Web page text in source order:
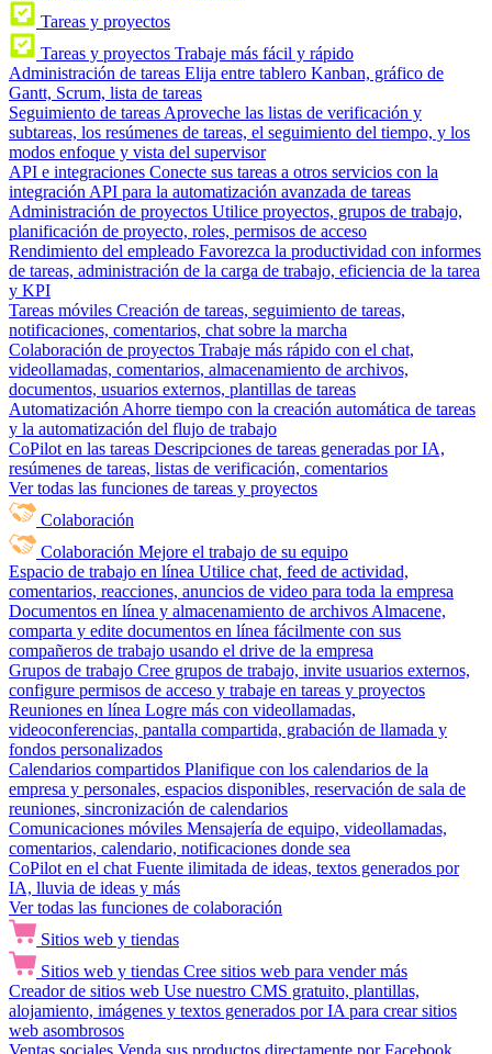
Tareas y proyectos
Tareas y proyectos Trabaje más fácil y rápido
Administración de tareas Elija entre tablero Kanban, gráfico de
Gantt, Scrum, lista de tareas
Seguimiento de tareas Aproveche las listas de verificación y
subtareas, los resúmenes de tareas, el seguimiento del tiempo, y los
modos enfoque y vista del supervisor
API e integraciones Conecte sus tareas a otros servicios con la
integración API para la automatización avanzada de tareas
Administración de proyectos Utilice proyectos, grupos de trabajo,
planificación de proyecto, roles, permisos de acceso
Rendimiento del empleado Favorezca la productividad con informes
de tareas, administración de la carga de trabajo, eficiencia de la tarea
y KPI
Tareas móviles Creación de tareas, seguimiento de tareas,
notificaciones, comentarios, chat sobre la marcha
Colaboración de proyectos Trabaje más rápido con el chat,
videollamadas, comentarios, almacenamiento de archivos,
documentos, usuarios externos, plantillas de tareas
Automatización Ahorre tiempo con la creación automática de tareas
y la automatización del flujo de trabajo
CoPilot en las tareas Descripciones de tareas generadas por IA,
resúmenes de tareas, listas de verificación, comentarios
Ver todas las funciones de tareas y proyectos
Colaboración
Colaboración Mejore el trabajo de su equipo
Espacio de trabajo en línea Utilice chat, feed de actividad,
comentarios, reacciones, anuncios de video para toda la empresa
Documentos en línea y almacenamiento de archivos Almacene,
comparta y edite documentos en línea fácilmente con sus
compañeros de trabajo usando el drive de la empresa
Grupos de trabajo Cree grupos de trabajo, invite usuarios externos,
configure permisos de acceso y trabaje en tareas y proyectos
Reuniones en línea Logre más con videollamadas,
videoconferencias, pantalla compartida, grabación de llamada y
fondos personalizados
Calendarios compartidos Planifique con los calendarios de la
empresa y personales, espacios disponibles, reservación de sala de
reuniones, sincronización de calendarios
Comunicaciones móviles Mensajería de equipo, videollamadas,
comentarios, calendario, notificaciones donde sea
CoPilot en el chat Fuente ilimitada de ideas, textos generados por
IA, lluvia de ideas y más
Ver todas las funciones de colaboración
Sitios web y tiendas
Sitios web y tiendas Cree sitios web para vender más
Creador de sitios web Use nuestro CMS gratuito, plantillas,
alojamiento, imágenes y textos generados por IA para crear sitios
web asombrosos
Ventas sociales Venda sus productos directamente por Facebook,